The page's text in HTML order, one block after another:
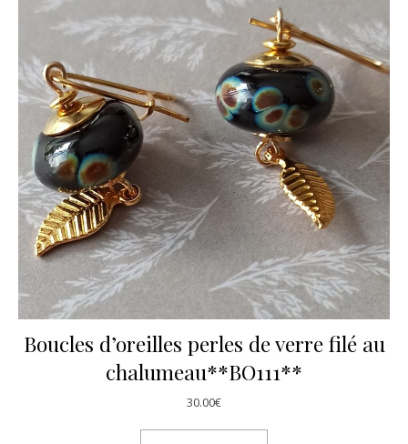
Boucles d’oreilles perles de verre filé au
chalumeau**BO111**
30.00€